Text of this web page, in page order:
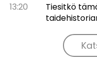
13:20
Tiesitkö